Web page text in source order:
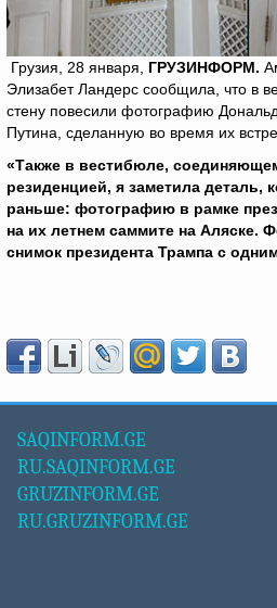
Грузия, 28 января, ГРУЗИНФОРМ.
Элизабет Ландерс сообщила, что в
стену повесили фотографию
Путина, сделанную во время их
«Также в вестибюле,
резиденцией, я заметила деталь,
раньше: фотографию в рамке
на их летнем саммите на Аляске.
снимок президента Трампа с
SAQINFORM.GE
RU.SAQINFORM.GE
GRUZINFORM.GE
RU.GRUZINFORM.GE